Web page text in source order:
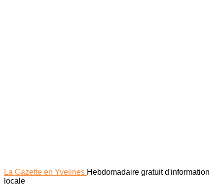
La Gazette en Yvelines Hebdomadaire gratuit d'information
locale